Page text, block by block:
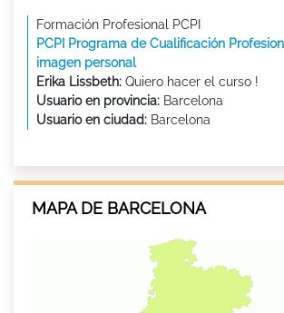
Formación Profesional PCPI
PCPI Programa de Cualificación
imagen personal
Erika Lissbeth: Quiero hacer el curso !
Usuario en provincia: Barcelona
Usuario en ciudad: Barcelona
MAPA DE BARCELONA